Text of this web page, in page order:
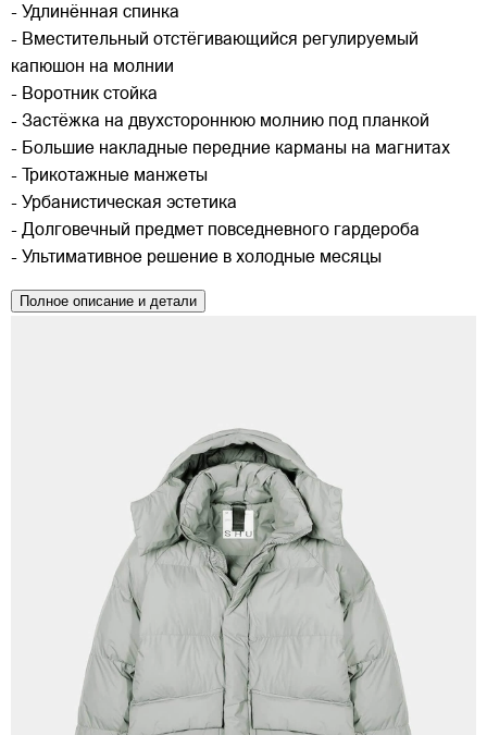
- Удлинённая спинка
- Вместительный отстёгивающийся регулируемый
капюшон на молнии
- Воротник стойка
- Застёжка на двухстороннюю молнию под планкой
- Большие накладные передние карманы на магнитах
- Трикотажные манжеты
- Урбанистическая эстетика
- Долговечный предмет повседневного гардероба
- Ультимативное решение в холодные месяцы
Полное описание и детали